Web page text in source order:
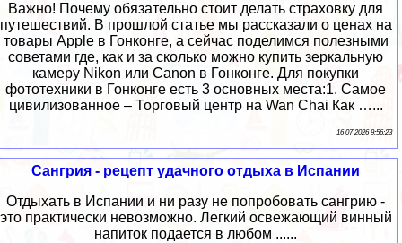
Важно! Почему обязательно стоит делать страховку для
путешествий. В прошлой статье мы рассказали о ценах на
товары Apple в Гонконге, а сейчас поделимся полезными
советами где, как и за сколько можно купить зеркальную
камеру Nikon или Canon в Гонконге. Для покупки
фототехники в Гонконге есть 3 основных места:1. Самое
цивилизованное – Торговый центр на Wan Chai Как …...
16 07 2026 9:56:23
Сангрия - рецепт удачного отдыха в Испании
Отдыхать в Испании и ни разу не попробовать сангрию -
это практически невозможно. Легкий освежающий винный
напиток подается в любом ......